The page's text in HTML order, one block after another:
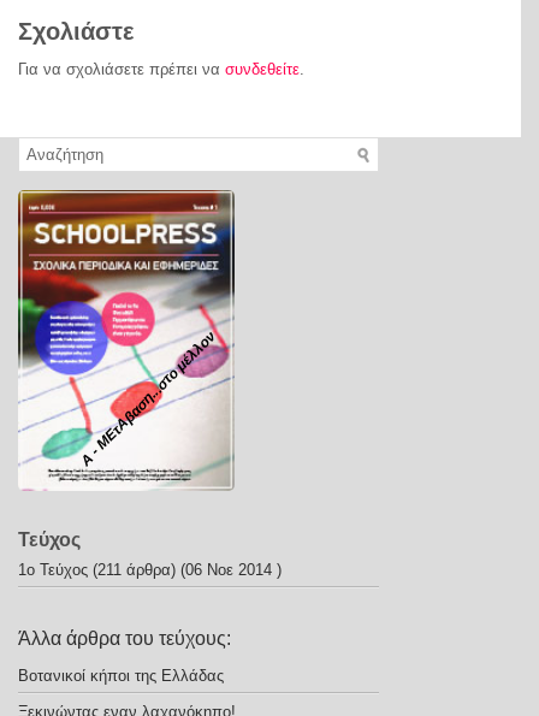
Σχολιάστε
Για να σχολιάσετε πρέπει να συνδεθείτε.
Α - ΜΕτΑβαση...στο μέλλον
Τεύχος
1ο Τεύχος (211 άρθρα) (06 Νοε 2014 )
Άλλα άρθρα του τεύχους:
Βοτανικοί κήποι της Ελλάδας
Ξεκινώντας εναν λαχανόκηπο!